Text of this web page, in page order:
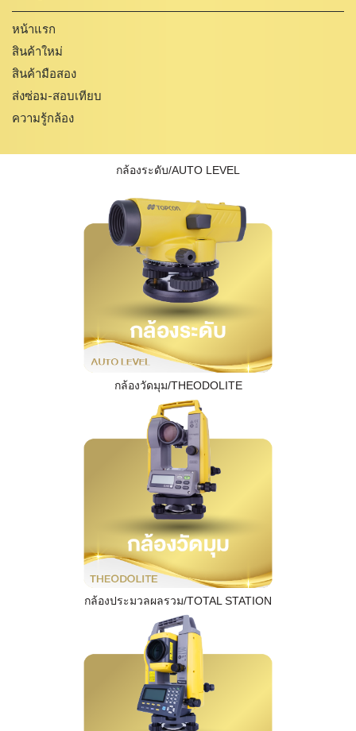
หน้าแรก
สินค้าใหม่
สินค้ามือสอง
ส่งซ่อม-สอบเทียบ
ความรู้กล้อง
กล้องระดับ/AUTO LEVEL
กล้องวัดมุม/THEODOLITE
กล้องประมวลผลรวม/TOTAL STATION